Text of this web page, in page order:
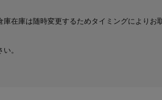
在庫は随時変更するためタイミングによりお
。